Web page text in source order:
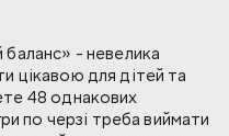
баланс» - невелика
цікавою для дітей та
48 однакових
по черзі треба виймати